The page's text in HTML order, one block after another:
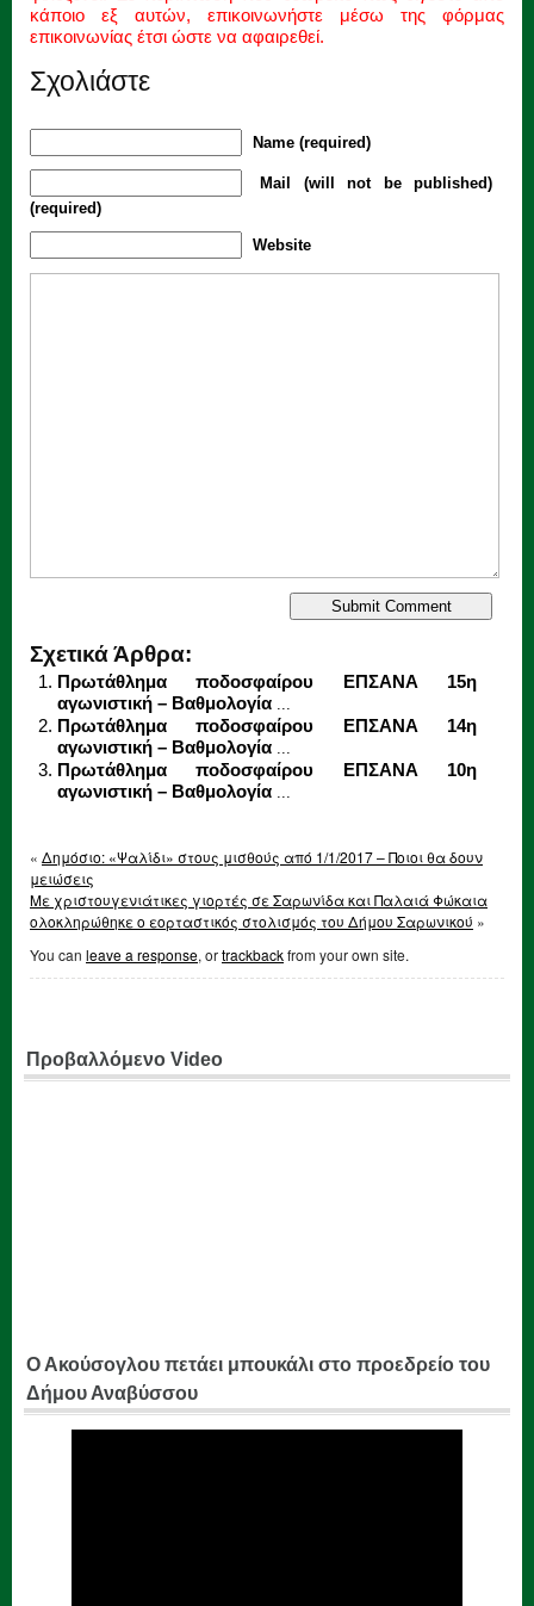
κάποιο εξ αυτών, επικοινωνήστε μέσω της φόρμας
επικοινωνίας έτσι ώστε να αφαιρεθεί.
Σχολιάστε
Name (required)
Mail (will not be published)
(required)
Website
Σχετικά Άρθρα:
Πρωτάθλημα ποδοσφαίρου ΕΠΣΑΝΑ 15η
αγωνιστική – Βαθμολογία ...
Πρωτάθλημα ποδοσφαίρου ΕΠΣΑΝΑ 14η
αγωνιστική – Βαθμολογία ...
Πρωτάθλημα ποδοσφαίρου ΕΠΣΑΝΑ 10η
αγωνιστική – Βαθμολογία ...
« Δημόσιο: «Ψαλίδι» στους μισθούς από 1/1/2017 – Ποιοι θα δουν
μειώσεις
Με χριστουγενιάτικες γιορτές σε Σαρωνίδα και Παλαιά Φώκαια
ολοκληρώθηκε ο εορταστικός στολισμός του Δήμου Σαρωνικού »
You can leave a response, ortrackbackfrom your own site.
Προβαλλόμενο Video
Ο Ακούσογλου πετάει μπουκάλι στο προεδρείο του
Δήμου Αναβύσσου